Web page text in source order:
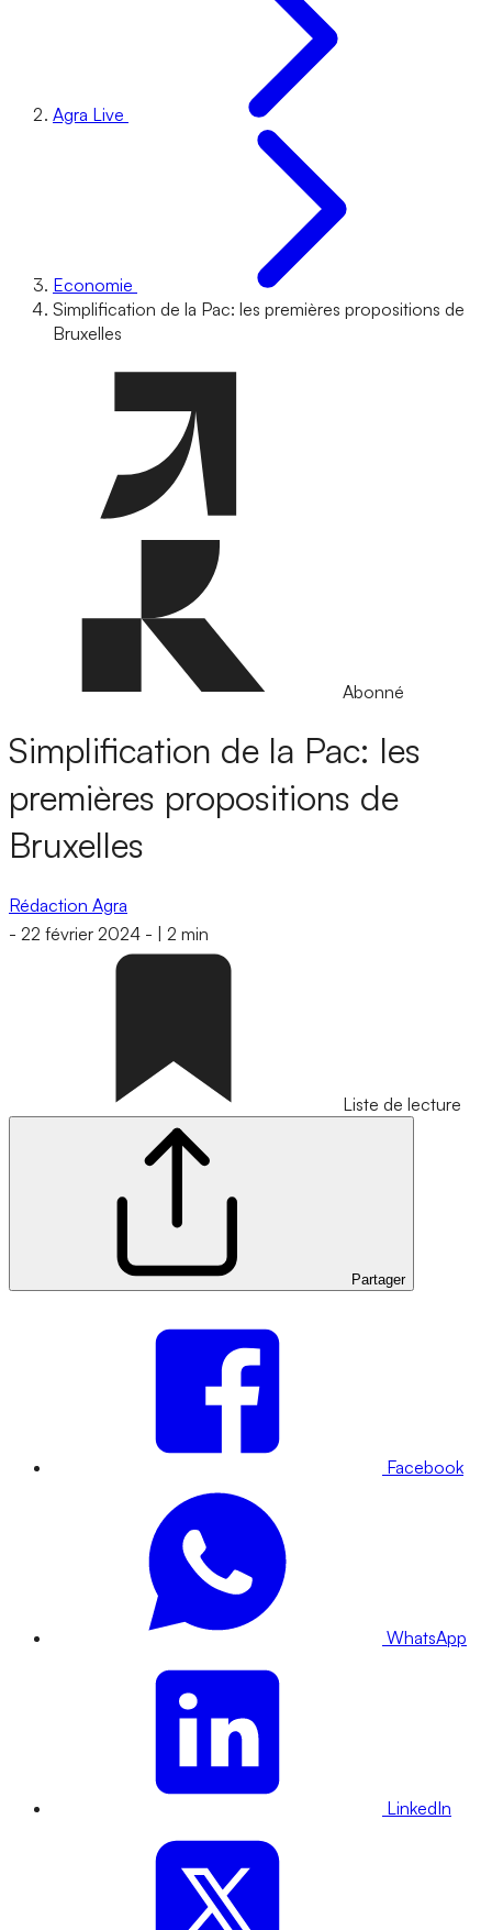
Agra Live
Economie
Simplification de la Pac: les premières propositions de
Bruxelles
Abonné
Simplification de la Pac: les
premières propositions de
Bruxelles
Rédaction Agra
- 22 février 2024 - 2 min
Liste de lecture
Partager
Facebook
WhatsApp
LinkedIn